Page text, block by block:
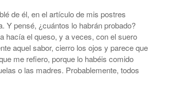
de él, en el artículo de mis postres
Y pensé, ¿cuántos lo habrán probado?
hacía el queso, y a veces, con el suero
aquel sabor, cierro los ojos y parece que
me refiero, porque lo habéis comido
o las madres. Probablemente, todos